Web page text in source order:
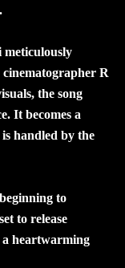
R
the song
It becomes a
handled by the
to
to release
heartwarming